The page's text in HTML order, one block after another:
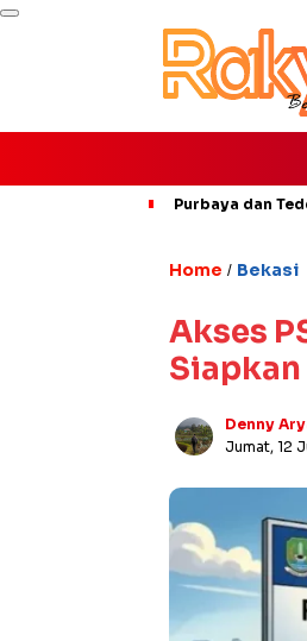
Purbaya dan
Home / Bekasi
Akses
Denny
Jumat, 12